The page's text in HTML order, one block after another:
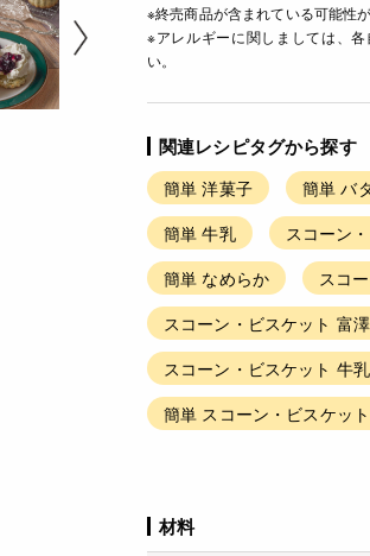
※終売商品が含まれている可能性
※アレルギーに関しましては、
い。
関連レシピタグから探す
簡単 洋菓子 簡単 バ
簡単 牛乳
スコーン
簡単 なめらか
スコ
スコーン・ビスケット 富
スコーン・ビスケット 牛乳
簡単 スコーン・ビスケット
材料